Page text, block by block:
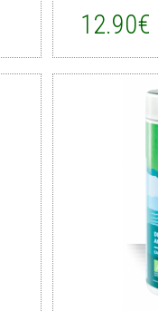
12.90€